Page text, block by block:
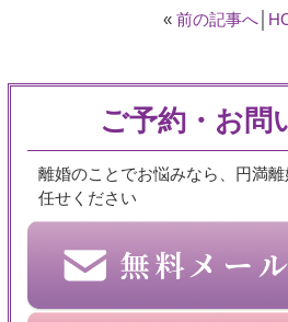
« 前の記事へ│
ご予約・お問
離婚のことでお悩みなら、円満
任せください